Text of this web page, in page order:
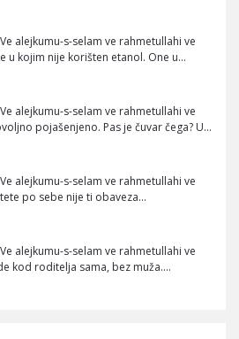
Ve alejkumu-s-selam ve rahmetullahi ve
u kojim nije korišten etanol. One u…
Ve alejkumu-s-selam ve rahmetullahi ve
pojašenjeno. Pas je čuvar čega? U…
Ve alejkumu-s-selam ve rahmetullahi ve
po sebe nije ti obaveza…
Ve alejkumu-s-selam ve rahmetullahi ve
kod roditelja sama, bez muža.…